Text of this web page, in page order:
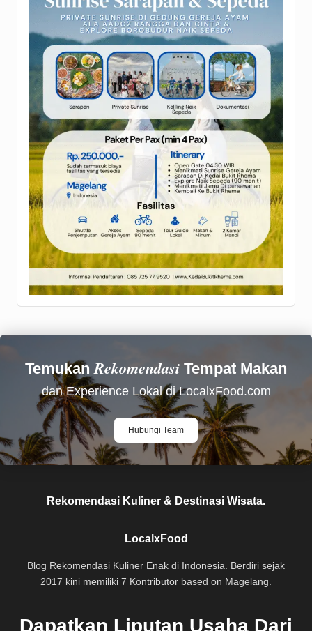
TemukanRekomendasi Tempat Makan
dan Experience Lokal di LocalxFood.com
Hubungi Team
Rekomendasi Kuliner & Destinasi Wisata.
LocalxFood
Blog Rekomendasi Kuliner Enak di Indonesia. Berdiri sejak
2017 kini memiliki 7 Kontributor based on Magelang.
Dapatkan Liputan Usaha Dari